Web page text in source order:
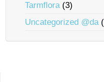
Tarmflora(3)
Uncategorized @da